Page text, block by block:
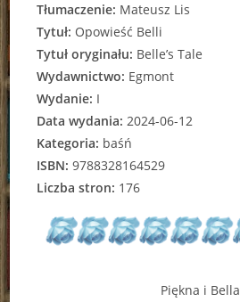
Tłumaczenie: Mateusz Lis
Tytuł: Opowieść Belli
Tytuł oryginału: Belle’s Tale
Wydawnictwo: Egmont
Wydanie: I
Data wydania: 2024-06-12
Kategoria: baśń
ISBN: 9788328164529
Liczba stron: 176
Piękna i Bella